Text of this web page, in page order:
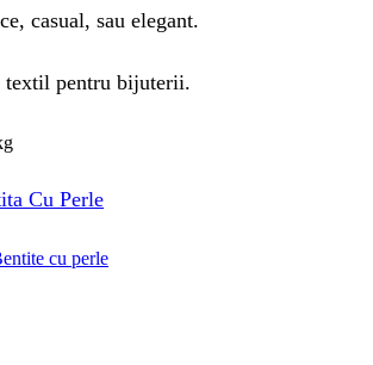
casual, sau elegant.
textil pentru bijuterii.
Cu Perle
cu perle